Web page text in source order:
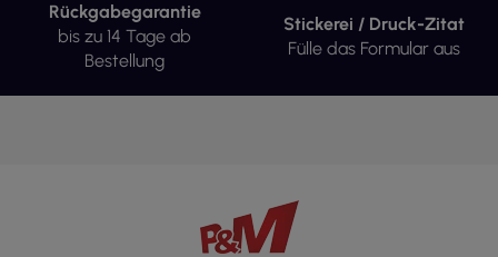
Rückgabegarantie
bis zu 14 Tage ab
Bestellung
Stickerei / Druck-Zitat
Fülle das Formular aus